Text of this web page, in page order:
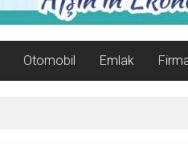
Otomobil Emlak